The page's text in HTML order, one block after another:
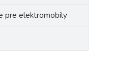
pre elektromobily